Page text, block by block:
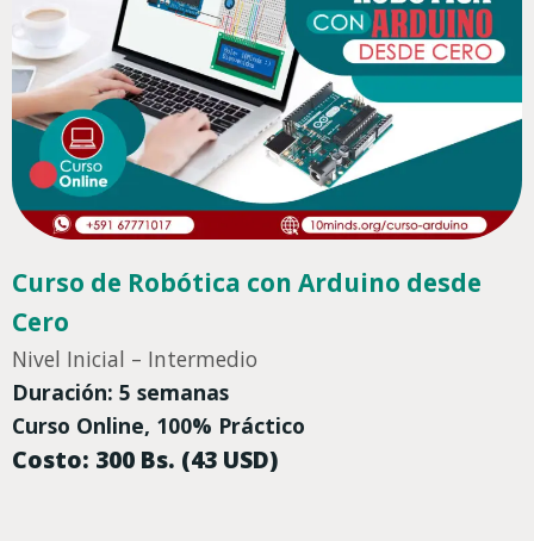
Curso de Robótica con Arduino desde
Cero
Nivel Inicial – Intermedio
Duración: 5 semanas
Curso Online, 100% Práctico
Costo: 300 Bs. (43 USD)